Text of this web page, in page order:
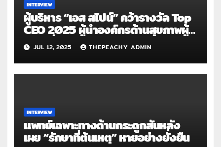
INTERVIEW
ผู้บริหาร “เอส สไปน์” คว้ารางวัล Top
CEO 2025 ผู้นำองค์กรด้านสุขภาพผู้
ขับเคลื่อนอนาคตการรักษากระดูกสัน
หลังและข้อของไทย
JUL 12, 2025 THEPEACHY ADMIN
INTERVIEW
แพทย์เฉพาะทางด้านกระดูกสันหลัง
เผย “รักษาที่ต้นเหตุ” หายอย่างยั่งยืน